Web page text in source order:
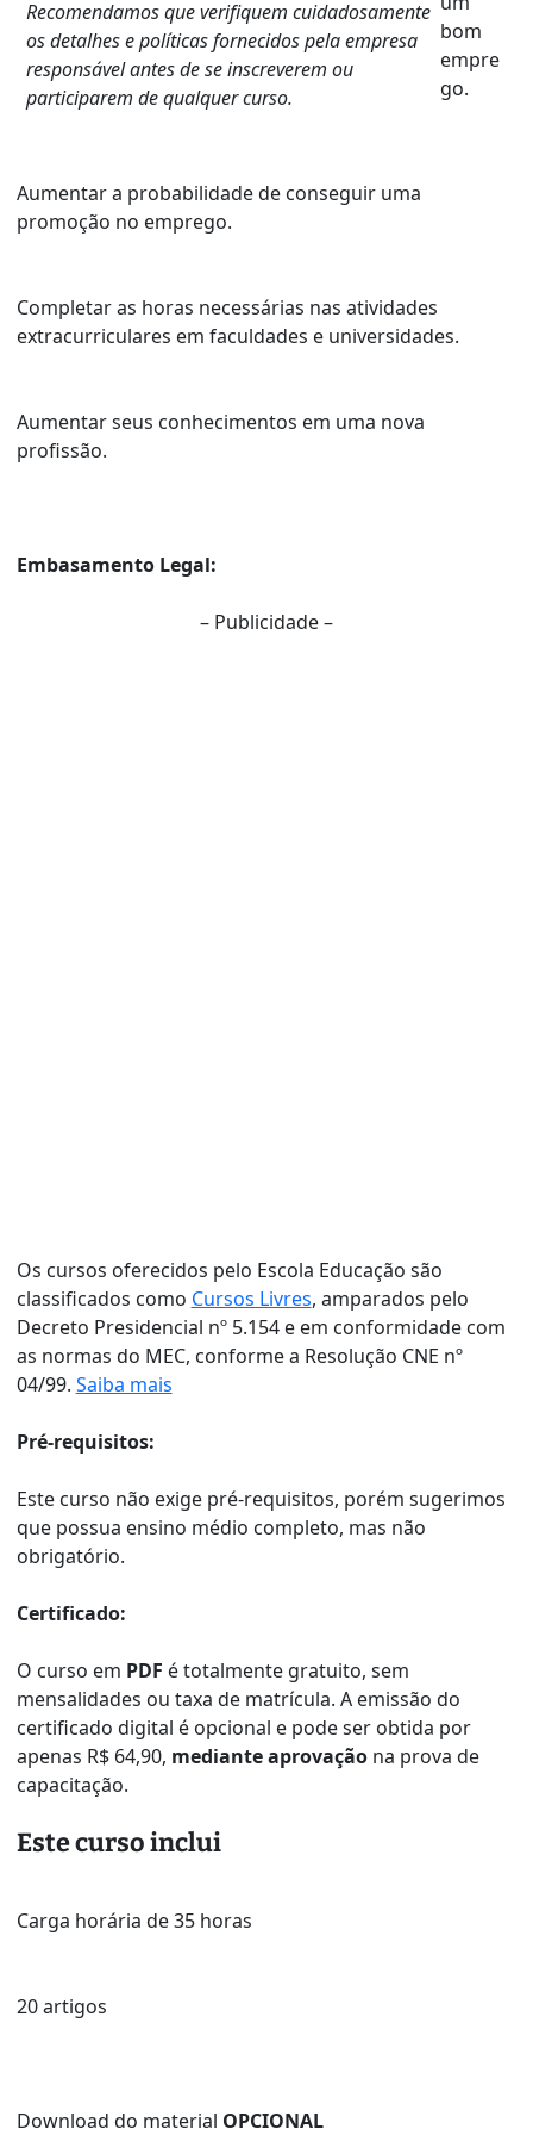
Recomendamos que verifiquem cuidadosamente
os detalhes e políticas fornecidos pela empresa
responsável antes de se inscreverem ou
participarem de qualquer curso.
bom
empre
go.
Aumentar a probabilidade de conseguir uma
promoção no emprego.
Completar as horas necessárias nas atividades
extracurriculares em faculdades e universidades.
Aumentar seus conhecimentos em uma nova
profissão.
Embasamento Legal:
– Publicidade –
Os cursos oferecidos pelo Escola Educação são
classificados como Cursos Livres, amparados pelo
Decreto Presidencial nº 5.154 e em conformidade com
as normas do MEC, conforme a Resolução CNE nº
04/99. Saiba mais
Pré-requisitos:
Este curso não exige pré-requisitos, porém sugerimos
que possua ensino médio completo, mas não
obrigatório.
Certificado:
O curso em PDF é totalmente gratuito, sem
mensalidades ou taxa de matrícula. A emissão do
certificado digital é opcional e pode ser obtida por
apenas R$ 64,90, mediante aprovaçãona prova de
capacitação.
Este curso inclui
Carga horária de 35 horas
20 artigos
Download do material OPCIONAL